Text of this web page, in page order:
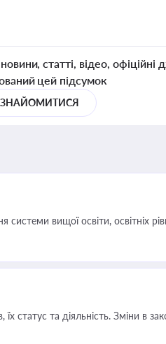
статті, відео, офіційні
цей підсумок
вищої освіти, освітніх
їх статус та діяльність. Зміни в